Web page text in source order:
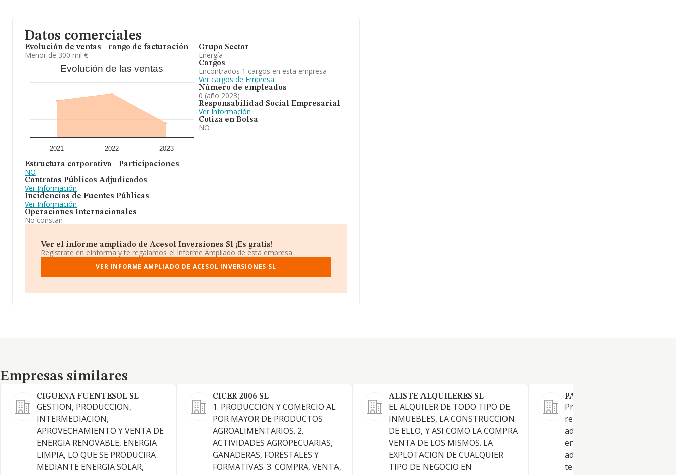
Datos comerciales
Evolución de ventas - rango de facturación
Menor de 300 mil €
Evolución de las ventas
2021 2022 2023
Estructura corporativa - Participaciones
NO
Contratos Públicos Adjudicados
Ver Información
Incidencias de Fuentes Públicas
Ver Información
Operaciones Internacionales
No constan
Grupo Sector
Energía
Cargos
Encontrados 1 cargos en esta empresa
Ver cargos de Empresa
Número de empleados
0 (año 2023)
Responsabilidad Social Empresarial
Ver Información
Cotiza en Bolsa
NO
Ver el informe ampliado de Acesol Inversiones Sl ¡Es gratis!
Regístrate en eInforma y te regalamos el Informe Ampliado de esta empresa.
VER INFORME AMPLIADO DE ACESOL INVERSIONES SL
Empresas similares
Empresas similares
CIGUEÑA FUENTESOL SL
GESTION, PRODUCCION,
INTERMEDIACION,
APROVECHAMIENTO Y VENTA DE
ENERGIA RENOVABLE, ENERGIA
LIMPIA, LO QUE SE PRODUCIRA
MEDIANTE ENERGIA SOLAR,
CICER 2006 SL
1. PRODUCCION Y COMERCIO AL
POR MAYOR DE PRODUCTOS
AGROALIMENTARIOS. 2.
ACTIVIDADES AGROPECUARIAS,
GANADERAS, FORESTALES Y
FORMATIVAS. 3. COMPRA, VENTA,
ALISTE ALQUILERES SL
EL ALQUILER DE TODO TIPO DE
INMUEBLES, LA CONSTRUCCION
DE ELLO, Y ASI COMO LA COMPRA
VENTA DE LOS MISMOS. LA
EXPLOTACION DE CUALQUIER
TIPO DE NEGOCIO EN
PAEX GESTION SL.
Promocion, construccion,
reparacion, conservacion,
adquisicion, venta, compra,
enajenacion, alquiler,
administracion,
tenencia y explotacion, bajo